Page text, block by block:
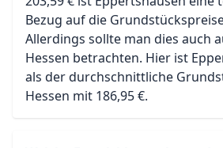
Bezug auf die
Allerdings sollte man dies auch
Hessen betrachten. Hier ist
als der durchschnittliche
Hessen mit 186,95 €.